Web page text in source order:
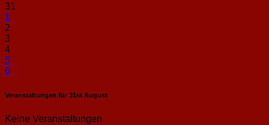
31
1
2
3
4
5
6
Veranstaltungen für 31st August
Keine Veranstaltungen